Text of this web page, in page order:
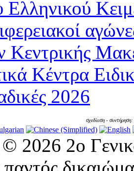
Ελληνικού
Κεντρικής
Κέντρα
2026
σχεδίαση -
2026 2ο